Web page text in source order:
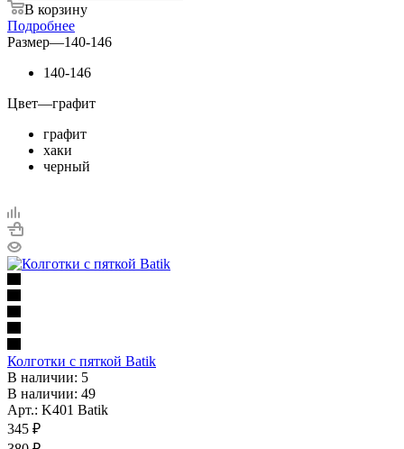
В корзину
Подробнее
Размер—140-146
140-146
Цвет—графит
графит
хаки
черный
Колготки с пяткой Batik
В наличии: 5
В наличии: 49
Арт.: K401 Batik
345 ₽